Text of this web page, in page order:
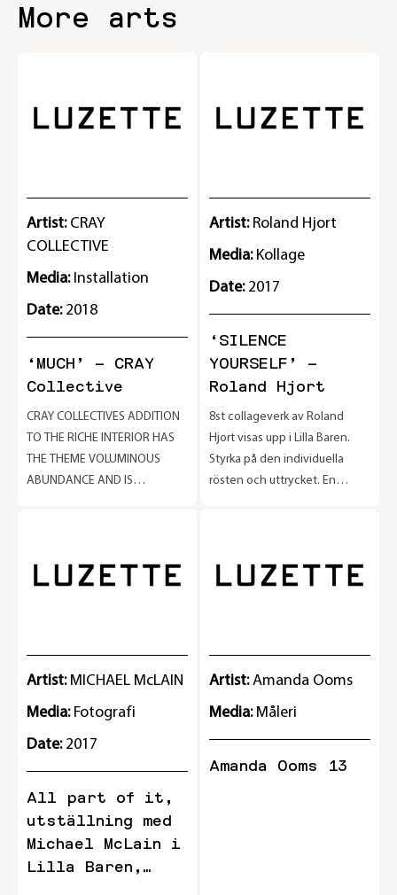
More arts
Artist: CRAY
COLLECTIVE
Media: Installation
Date: 2018
‘MUCH’ – CRAY
Collective
CRAY COLLECTIVES ADDITION
TO THE RICHE INTERIOR HAS
THE THEME VOLUMINOUS
ABUNDANCE AND IS
COLLECTIVE IS A
MULTIDISCIPLINARY DESIGN
AND ARTISTS. May 29 - August
Artist: Roland Hjort
Media: Kollage
Date: 2017
‘SILENCE
YOURSELF’ –
Roland Hjort
8st collageverk av Roland
Hjort visas upp i Lilla Baren.
Styrka på den individuella
rösten och uttrycket. En
tom 30/9
Artist: MICHAEL McLAIN
Media: Fotografi
Date: 2017
All part of it,
utställning med
Michael McLain i
Lilla Baren,
Artist:Amanda Ooms
Media: Måleri
Amanda Ooms 13